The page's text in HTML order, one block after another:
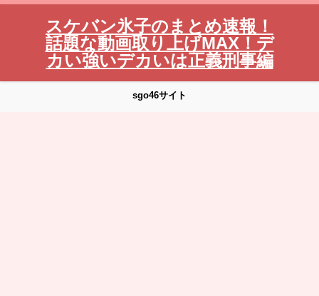
スケバン氷子のまとめ速報！
話題な動画取り上げMAX！デ
カい強いデカいは正義刑事編
sgo46サイト